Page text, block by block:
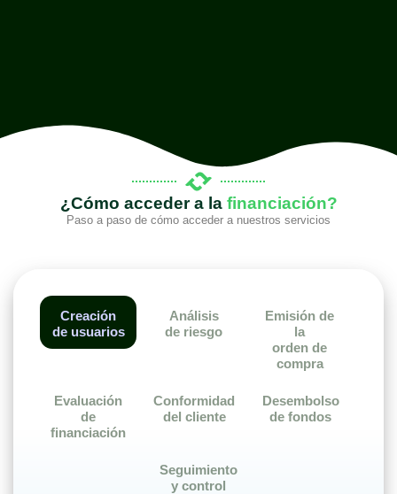
¿Cómo acceder a la financiación?
Paso a paso de cómo acceder a nuestros servicios
Creación
de usuarios
Análisis
de riesgo
Emisión de
la
orden de
compra
Evaluación
de
financiación
Conformidad
del cliente
Desembolso
de fondos
Seguimiento
y control